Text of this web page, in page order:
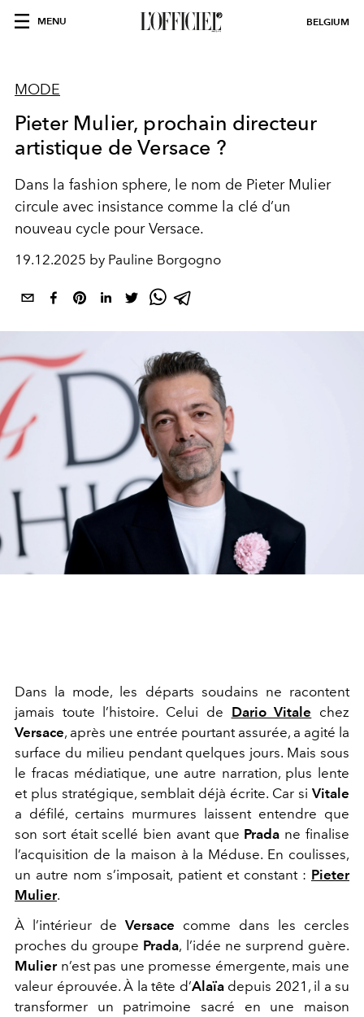
MENU BELGIUM
MODE
Pieter Mulier, prochain directeur
artistique de Versace ?
Dans la fashion sphere, le nom de Pieter Mulier
circule avec insistance comme la clé d’un
nouveau cycle pour Versace.
19.12.2025 by Pauline Borgogno
Dans la mode, les départs soudains ne racontent
jamais toute l’histoire. Celui de Dario Vitale chez
Versace, après une entrée pourtant assurée, a agité la
surface du milieu pendant quelques jours. Mais sous
le fracas médiatique, une autre narration, plus lente
et plus stratégique, semblait déjà écrite. Car si Vitale
a défilé, certains murmures laissent entendre que
son sort était scellé bien avant que Prada ne finalise
l’acquisition de la maison à la Méduse. En coulisses,
un autre nom s’imposait, patient et constant : Pieter
Mulier.
À l’intérieur de Versace comme dans les cercles
proches du groupe Prada, l’idée ne surprend guère.
Muliern’est pas une promesse émergente, mais une
valeur éprouvée. À la tête d’Alaïadepuis 2021, il a su
transformer un patrimoine sacré en une maison